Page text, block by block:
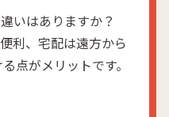
いはありますか？
利、宅配は遠方から
点がメリットです。